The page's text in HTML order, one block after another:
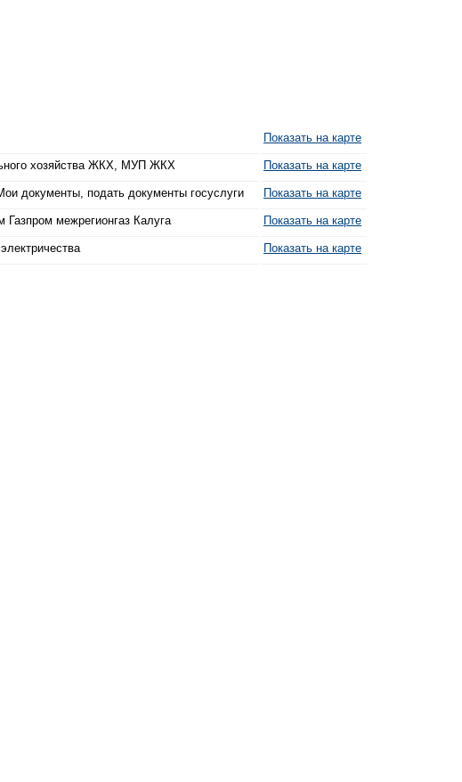
Показать на карте
хозяйства ЖКХ, МУП ЖКХ Показать на карте
документы, подать документы госуслуги Показать на карте
Газпром межрегионгаз Калуга Показать на карте
Показать на карте